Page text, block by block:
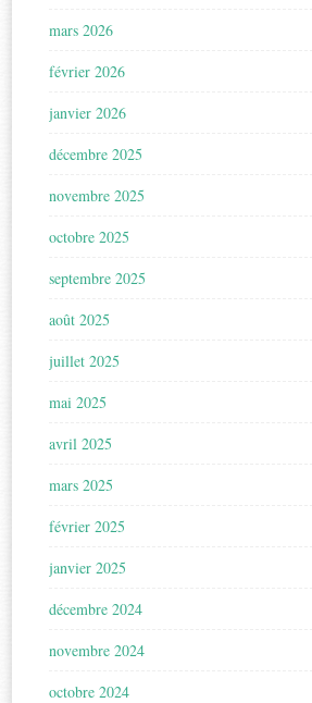
mars 2026
février 2026
janvier 2026
décembre 2025
novembre 2025
octobre 2025
septembre 2025
août 2025
juillet 2025
mai 2025
avril 2025
mars 2025
février 2025
janvier 2025
décembre 2024
novembre 2024
octobre 2024